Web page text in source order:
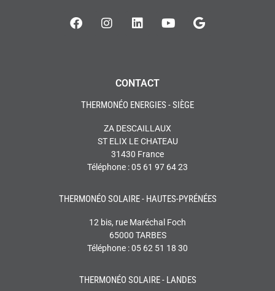
CONTACT
THERMONÉO ENERGIES - SIÈGE
ZA DESCAILLAUX
ST ELIX LE CHATEAU
31430 France
Téléphone : 05 61 97 64 23
THERMONÉO SOLAIRE - HAUTES-PYRÉNÉES
12 bis, rue Maréchal Foch
65000 TARBES
Téléphone : 05 62 51 18 30
THERMONÉO SOLAIRE - LANDES